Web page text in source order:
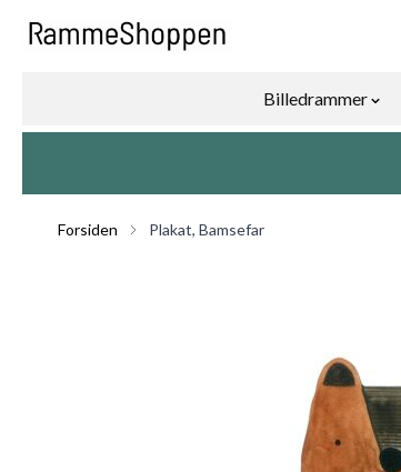
Billedrammer
Forsiden Plakat, Bamsefar